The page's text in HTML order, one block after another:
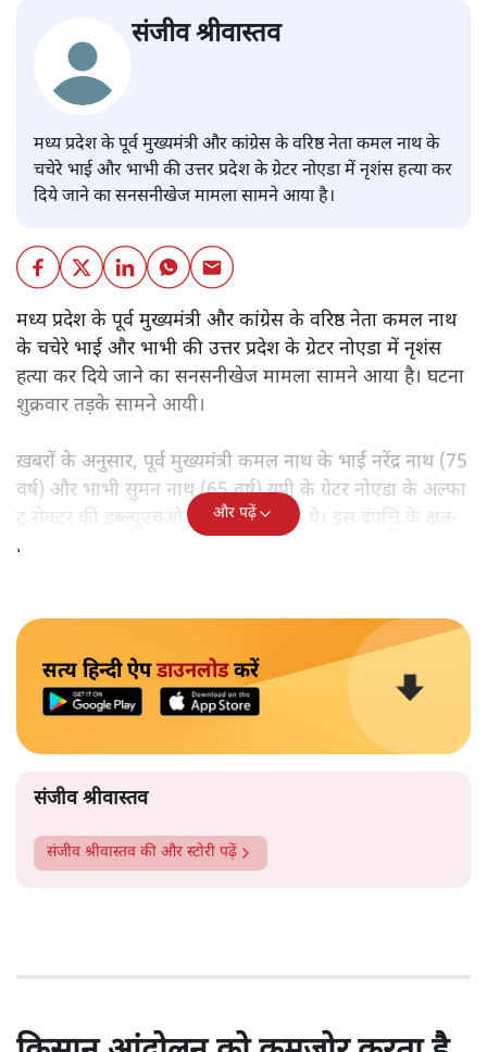
संजीव श्रीवास्तव
मध्य प्रदेश के पूर्व मुख्यमंत्री और कांग्रेस के वरिष्ठ नेता कमल नाथ के
चचेरे भाई और भाभी की उत्तर प्रदेश के ग्रेटर नोएडा में नृशंस हत्या कर
दिये जाने का सनसनीखेज मामला सामने आया है।
मध्य प्रदेश के पूर्व मुख्यमंत्री और कांग्रेस के वरिष्ठ नेता कमल नाथ
के चचेरे भाई और भाभी की उत्तर प्रदेश के ग्रेटर नोएडा में नृशंस
हत्या कर दिये जाने का सनसनीखेज मामला सामने आया है। घटना
शुक्रवार तड़के सामने आयी।
ख़बरों के अनुसार, पूर्व मुख्यमंत्री कमल नाथ के भाई नरेंद्र नाथ (75
वर्ष) और भाभी सुमन नाथ (65 वर्ष) यूपी के ग्रेटर नोएडा के अल्फा
टू सेक्टर की डब्ल्यूएचओ सोसायटी में रहते थे। इस दंपत्ति के क्षत-
विक्षत शव शुक्रवार सुबह उनके घर में मिले।
और पढ़ें
सत्य हिन्दी ऐपडाउनलोडकरें
संजीव श्रीवास्तव
संजीव श्रीवास्तव की और स्टोरी पढ़ें